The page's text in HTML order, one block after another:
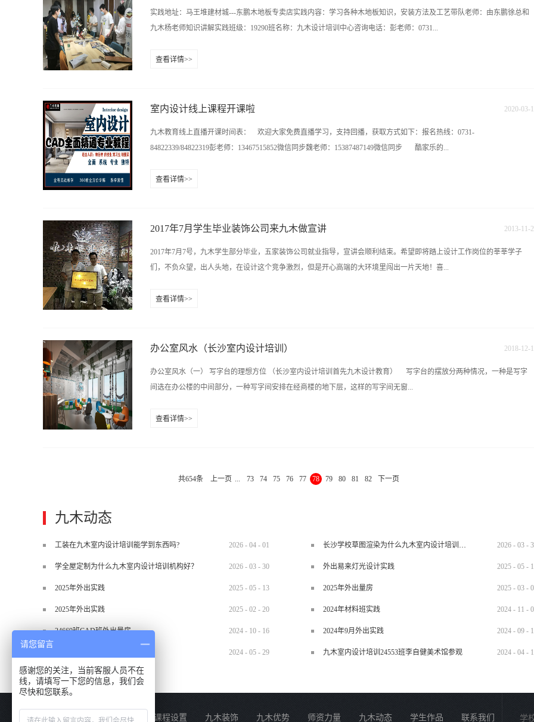
在火热报名中！11、平面设计软件套餐班（PS/CDR/AI），正在抢购中，还有3个名额，请提前报名预留名额！请报名了的
学员做好上课准备，还在咨询等待的学员抓紧时间办理入学，名额有限 赶紧行动吧！www.hn9mu.com报名热线：
实践地址：马王堆建材城---东鹏木地板专卖店实践内容：学习各种木地板知识，安装方法及工艺带队老师：由东鹏徐总和
九木杨老师知识讲解实践班级：19290班名称：九木设计培训中心咨询电话：彭老师：0731...
查看详情>>
室内设计线上课程开课啦
九木教育线上直播开课时间表： 欢迎大家免费直播学习，支持回播，获取方式如下：报名热线：0731-
84822339/84822319彭老师：13467515852微信同步魏老师：15387487149微信同步 酷家乐的...
计，拆单，报价等，让0基础的你也能成为设计大神。课程简单实用，通俗易懂，零基础也可学，整个课程以实践案例进
建筑设计、广告、游戏、科研等领域。行业门槛高，缺人才，只要学会3d曲线，高薪就业易如反掌。手绘表现是专业设计
师必备的一项技能。手绘表达的过程是设计思维由大脑向手的延伸，并最终艺术化地表达出来的过程，手绘效果图是通过
2020-03-
查看详情>>
2017年7月学生毕业装饰公司来九木做宣讲
2017年7月7号，九木学生部分毕业，五家装饰公司就业指导，宣讲会顺利结束。希望即将踏上设计工作岗位的莘莘学子
们，不负众望，出人头地，在设计这个竞争激烈，但是开心高端的大环境里闯出一片天地！喜...
2013-11 -
查看详情>>
办公室风水（长沙室内设计培训）
办公室风水（一） 写字台的理想方位 （长沙室内设计培训首先九木设计教育） 写字台的摆放分两种情况，一种是写字
间选在办公楼的中间部分，一种写字间安排在经商楼的地下层，这样的写字间无窗...
要是为了使坐在写字台办理商务的经商者，减少来自背后的空虚和不踏实之感，增加可靠性。 写字台的安放，台前应
先要察看窗外的环境，要求凭窗远眺时，在窗的房屋作为写字间，首先要察看...
2018-12-
查看详情>>
共654条 上一页 ... 73 74 75 76 77 78 79 80 81 82 下一页
九木动态
工装在九木室内设计培训能学到东西吗? 2026 - 04 - 01 长沙学校草图渲染为什么九木室内设计培训机构好？ 2026 - 03 -
学全屋定制为什么九木室内设计培训机构好？ 2026 - 03 - 30 外出易来灯光设计实践 2025 - 05 -
2025年外出实践 2025 - 05 - 13 2025年外出量房 2025 - 03 -
2025年外出实践 2025 - 02 - 20 2024年材料班实践 2024 - 11 -
24669班CAD班外出量房 2024 - 10 - 16 2024年9月外出实践 2024 - 09 -
2024 - 05 - 29 九木室内设计培训24553班李自健美术馆参观 2024 - 04 -
关于我们 课程设置 九木装饰 九木优势 师资力量 九木动态 学生作品 联系我们 学
请您留言
感谢您的关注，当前客服人员不在
线，请填写一下您的信息，我们会
尽快和您联系。